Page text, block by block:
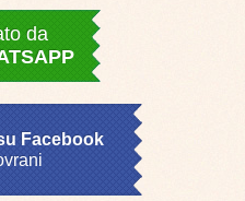
da
Facebook